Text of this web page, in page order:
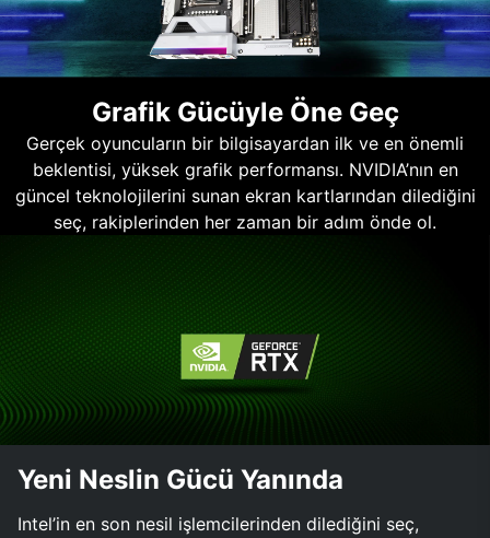
Grafik Gücüyle Öne Geç
Gerçek oyuncuların bir bilgisayardan ilk ve en önemli
beklentisi, yüksek grafik performansı. NVIDIA’nın en
güncel teknolojilerini sunan ekran kartlarından dilediğini
seç, rakiplerinden her zaman bir adım önde ol.
Yeni Neslin Gücü Yanında
Intel’in en son nesil işlemcilerinden dilediğini seç,